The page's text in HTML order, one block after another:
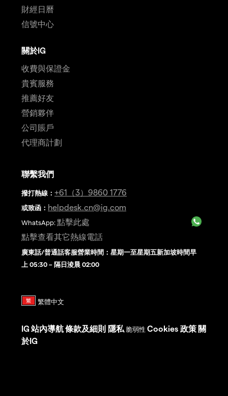
財經日曆
信號中心
關於IG
收費與保證金
貴賓服務
推薦好友
營銷夥伴
公司賬戶
代理商計劃
聯繫我們
撥打熱線 ： +61（3）9860 1776
或致函： helpdesk.cn@ig.com
WhatsApp: 點擊此處
點擊查看其它熱線電話
廣東話/普通話客服營業時間：星期一至星期五新加坡時間早
上 05:30 – 隔日淩晨 02:00
IG 站內導航條款及細則 隱私 脆弱性 Cookies 政策 關
於IG